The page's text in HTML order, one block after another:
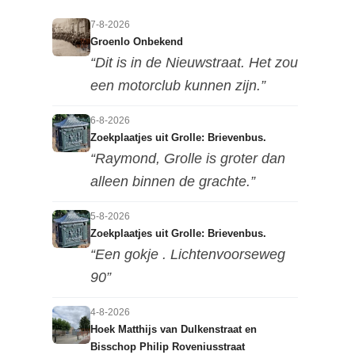
7-8-2026
Groenlo Onbekend
“Dit is in de Nieuwstraat. Het zou
een motorclub kunnen zijn.”
6-8-2026
Zoekplaatjes uit Grolle: Brievenbus.
“Raymond, Grolle is groter dan
alleen binnen de grachte.”
5-8-2026
Zoekplaatjes uit Grolle: Brievenbus.
“Een gokje . Lichtenvoorseweg
90”
4-8-2026
Hoek Matthijs van Dulkenstraat en
Bisschop Philip Roveniusstraat